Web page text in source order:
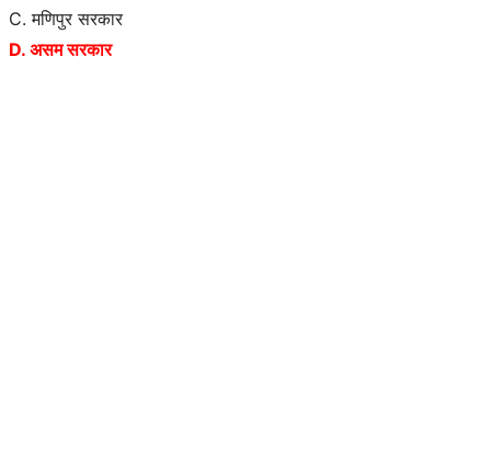
C. मणिपुर सरकार
D. असम सरकार